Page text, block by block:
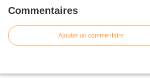
Commentaires
Ajouter un commentaire